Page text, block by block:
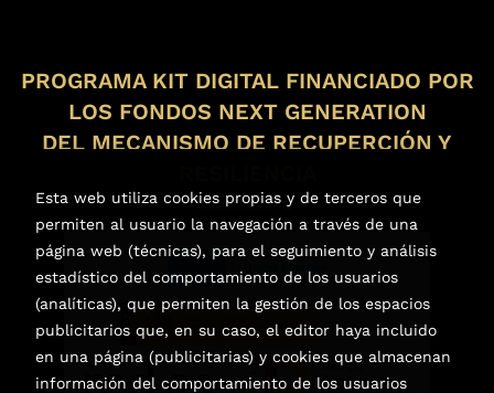
PROGRAMA KIT DIGITAL FINANCIADO POR
LOS FONDOS NEXT GENERATION
DEL MECANISMO DE RECUPERCIÓN Y
Esta web utiliza cookies propias y de terceros que
permiten al usuario la navegación a través de una
página web (técnicas), para el seguimiento y análisis
estadístico del comportamiento de los usuarios
(analíticas), que permiten la gestión de los espacios
publicitarios que, en su caso, el editor haya incluido
en una página (publicitarias) y cookies que almacenan
información del comportamiento de los usuarios